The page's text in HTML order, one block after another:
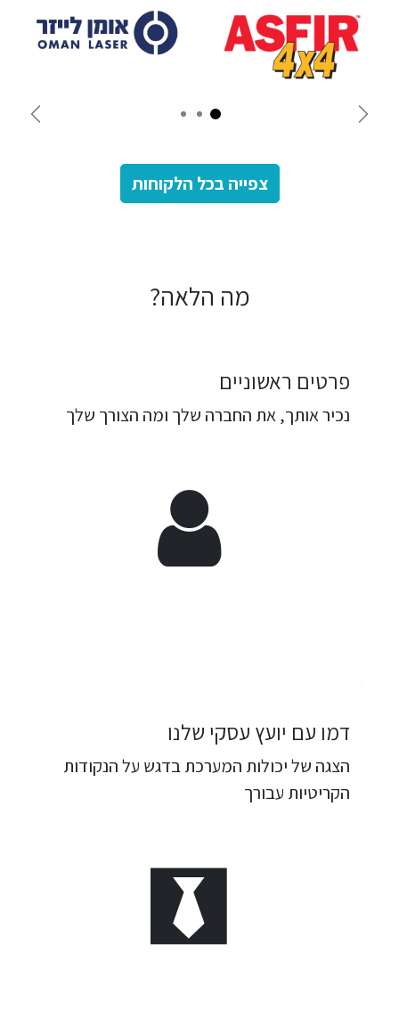
Previous
Next
צפייה בכל הלקוחות
מה הלאה?
פרטים ראשוניים
נכיר אותך, את החברה שלך ומה הצורך שלך
דמו עם יועץ עסקי שלנו
הצגה של יכולות המערכת בדגש על הנקודות
הקריטיות עבורך